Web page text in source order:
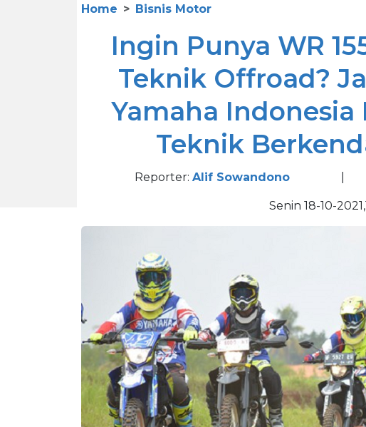
Home Bisnis Motor
Ingin Punya WR
Teknik Offroad?
Yamaha
Teknik
Reporter: Alif Sowandono
Senin 18-10-